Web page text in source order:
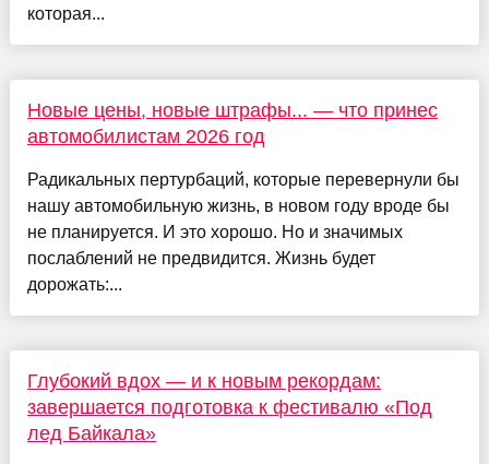
которая...
Новые цены, новые штрафы... — что принес
автомобилистам 2026 год
Радикальных пертурбаций, которые перевернули бы
нашу автомобильную жизнь, в новом году вроде бы
не планируется. И это хорошо. Но и значимых
послаблений не предвидится. Жизнь будет
дорожать:...
Глубокий вдох — и к новым рекордам:
завершается подготовка к фестивалю «Под
лед Байкала»